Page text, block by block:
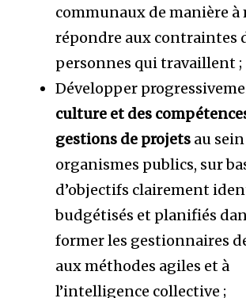
communaux de manière à
répondre aux contraintes
personnes qui travaillent ;
Développer
culture et des
gestions de projets au
organismes publics, sur
d’objectifs clairement
budgétisés et planifiés
former les gestionnaires
aux méthodes agiles et à
l’intelligence collective ;